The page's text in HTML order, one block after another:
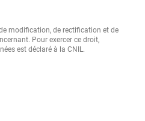
modification, de rectification et de
Pour exercer ce droit,
est déclaré à la CNIL.